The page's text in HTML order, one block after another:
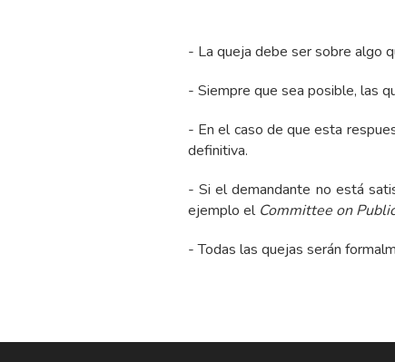
- La queja debe ser sobre algo
- Siempre que sea posible, las
- En el caso de que esta
definitiva.
- Si el demandante no está
ejemplo el Committee on
- Todas las quejas serán